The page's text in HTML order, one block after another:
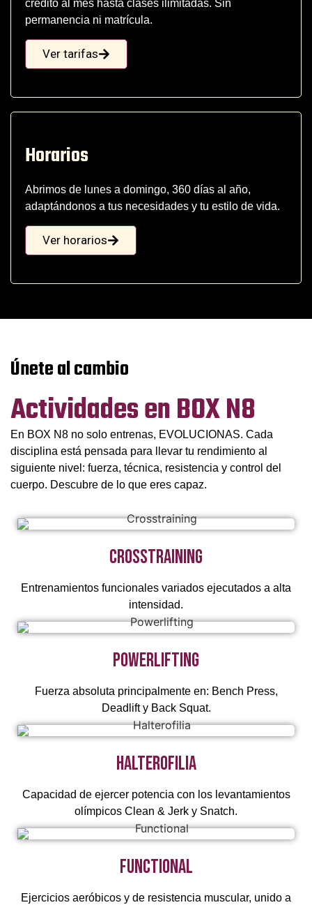
crédito al mes hasta clases ilimitadas. Sin
permanencia ni matrícula.
Ver tarifas
Horarios
Abrimos de lunes a domingo, 360 días al año,
adaptándonos a tus necesidades y tu estilo de vida.
Ver horarios
Únete al cambio
Actividades en BOX N8
En BOX N8 no solo entrenas, EVOLUCIONAS. Cada
disciplina está pensada para llevar tu rendimiento al
siguiente nivel: fuerza, técnica, resistencia y control del
cuerpo. Descubre de lo que eres capaz.
Crosstraining
Entrenamientos funcionales variados ejecutados a alta
intensidad.
Powerlifting
Fuerza absoluta principalmente en: Bench Press,
Deadlift y Back Squat.
Halterofilia
Capacidad de ejercer potencia con los levantamientos
olímpicos Clean & Jerk y Snatch.
Functional
Ejercicios aeróbicos y de resistencia muscular, unido a